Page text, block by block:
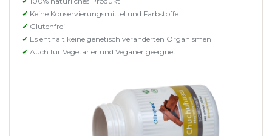
✓ Keine Konservierungsmittel und Farbstoffe
✓ Glutenfrei
✓ Es enthält keine genetisch veränderten Organismen
✓ Auch für Vegetarier und Veganer geeignet